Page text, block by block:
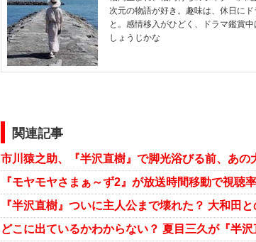
次元の物語が好き。趣味は、休日に
と。感情移入がひどく、ドラマ鑑賞
しょうじかな
関連記事
市川猿之助、『半沢直樹』で脚光浴びる前、あの
どこに出ているかわからない？ 夏目三久が『半